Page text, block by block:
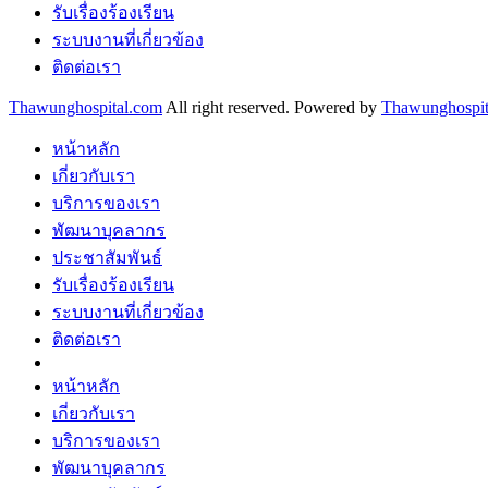
รับเรื่องร้องเรียน
ระบบงานที่เกี่ยวข้อง
ติดต่อเรา
Thawunghospital.com All right reserved. Powered by
หน้าหลัก
เกี่ยวกับเรา
บริการของเรา
พัฒนาบุคลากร
ประชาสัมพันธ์
รับเรื่องร้องเรียน
ระบบงานที่เกี่ยวข้อง
ติดต่อเรา
หน้าหลัก
เกี่ยวกับเรา
บริการของเรา
พัฒนาบุคลากร